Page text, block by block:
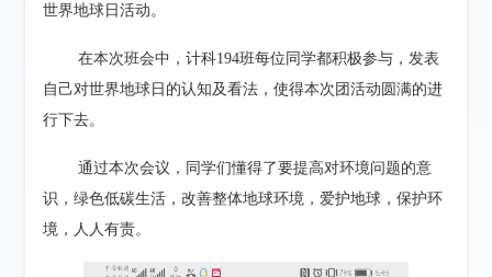
世界地球日活动。
在本次班会中，计科194班每位同学都积极参与，发表
自己对世界地球日的认知及看法，使得本次团活动圆满的进
行下去。
通过本次会议，同学们懂得了要提高对环境问题的意
识，绿色低碳生活，改善整体地球环境，爱护地球，保护环
境，人人有责。